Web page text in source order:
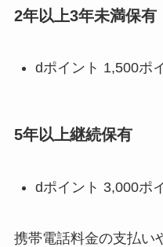
2年以上3年未満保有
dポイント 1,500ポ
5年以上継続保有
dポイント 3,000ポ
携帯電話料金の支払い